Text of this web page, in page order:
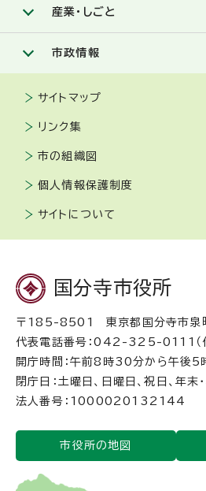
産業・しごと
市政情報
サイトマップ
リンク集
市の組織図
個人情報保護制度
サイトについて
国分寺市役所
〒185-8501 東京都国分寺市泉
代表電話番号：042-325-0111（
開庁時間：午前8時30分から午後5
閉庁日：土曜日、日曜日、祝日、年末
法人番号：1000020132144
市役所の地図